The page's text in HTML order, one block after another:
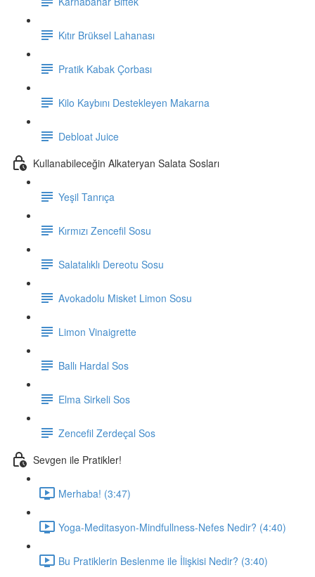
Kıtır Brüksel Lahanası
Pratik Kabak Çorbası
Kilo Kaybını Destekleyen Makarna
Debloat Juice
Kullanabileceğin Alkateryan Salata Sosları
Yeşil Tanrıça
Kırmızı Zencefil Sosu
Salatalıklı Dereotu Sosu
Avokadolu Misket Limon Sosu
Limon Vinaigrette
Ballı Hardal Sos
Elma Sirkeli Sos
Zencefil Zerdeçal Sos
Sevgen ile Pratikler!
Merhaba! (3:47)
Yoga-Meditasyon-Mindfullness-Nefes Nedir? (4:40)
Bu Pratiklerin Beslenme ile İlişkisi Nedir? (3:40)